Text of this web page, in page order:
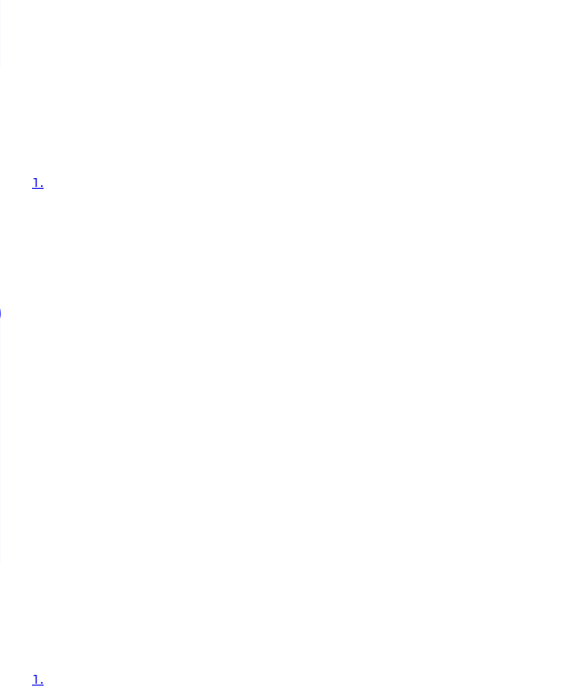
1.
1.